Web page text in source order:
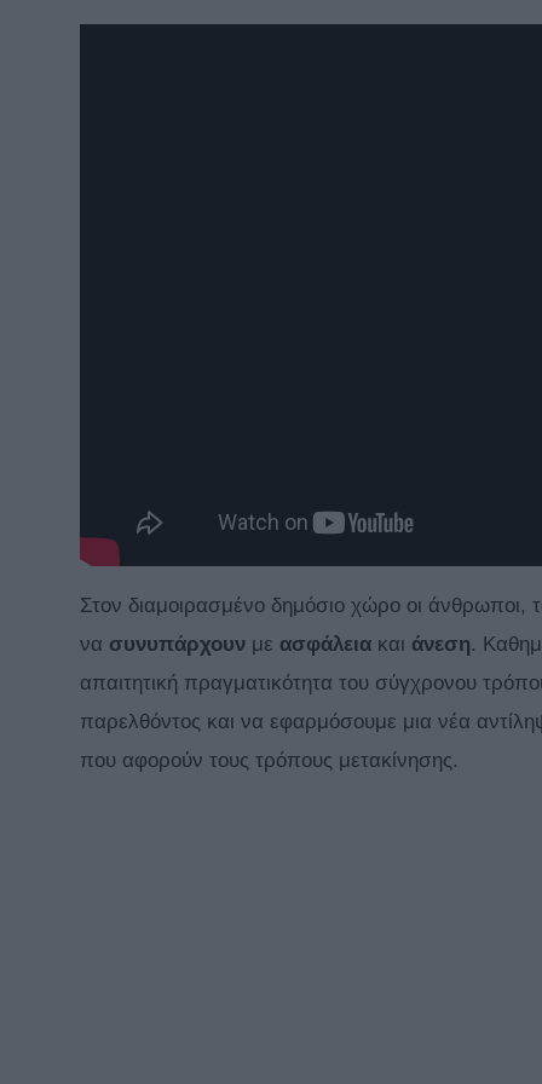
Στον διαμοιρασμένο δημόσιο χώρο οι άνθρωποι,
να συνυπάρχουν με ασφάλεια και άνεση.
απαιτητική πραγματικότητα του σύγχρονου
παρελθόντος και να εφαρμόσουμε μια νέα
που αφορούν τους τρόπους μετακίνησης.